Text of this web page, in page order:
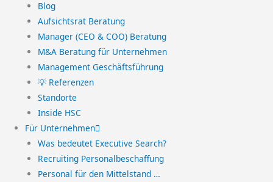
Blog
Aufsichtsrat Beratung
Manager (CEO & COO) Beratung
M&A Beratung für Unternehmen
Management Geschäftsführung
💡 Referenzen
Standorte
Inside HSC
Für Unternehmen
Was bedeutet Executive Search?
Recruiting Personalbeschaffung
Personal für den Mittelstand …